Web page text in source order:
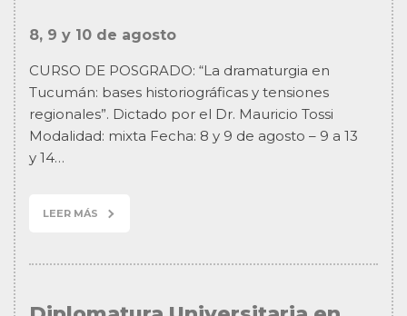
8, 9 y 10 de agosto
CURSO DE POSGRADO: “La dramaturgia en
Tucumán: bases historiográficas y tensiones
regionales”. Dictado por el Dr. Mauricio Tossi
Modalidad: mixta Fecha: 8 y 9 de agosto – 9 a 13
y 14…
LEER MÁS